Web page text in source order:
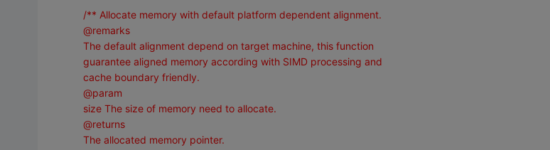
/** Allocate memory with default platform dependent alignment.
@remarks
The default alignment depend on target machine, this function
guarantee aligned memory according with SIMD processing and
cache boundary friendly.
@param
size The size of memory need to allocate.
@returns
The allocated memory pointer.